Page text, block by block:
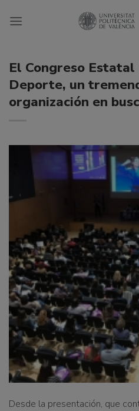
El Congreso
Deporte, un
organización en
Desde la presentación, que